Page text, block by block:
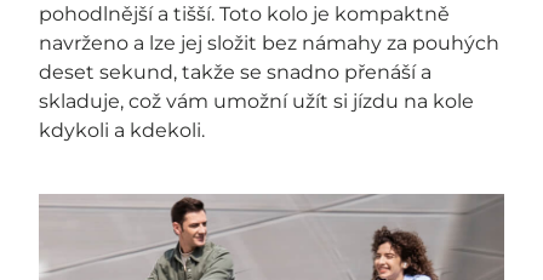
pohodlnější a tišší. Toto kolo je kompaktně
navrženo a lze jej složit bez námahy za pouhých
deset sekund, takže se snadno přenáší a
skladuje, což vám umožní užít si jízdu na kole
kdykoli a kdekoli.